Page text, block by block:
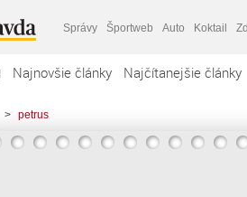
Správy Športweb Auto Koktail
Najnovšie články Najčítanejšie články
> petrus